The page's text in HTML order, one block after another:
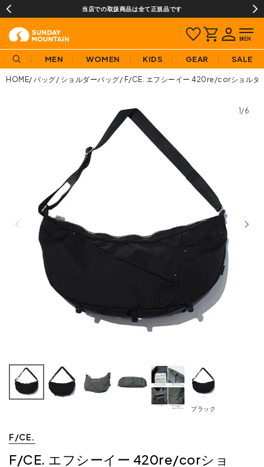
当店での取扱商品は全て正規品です
MEN WOMEN KIDS GEAR SALE
HOME バッグ ショルダーバッグ F/CE. エフシーイー 420re/corショルダ
1/6
ブラック
F/CE.
F/CE. エフシーイー 420re/corショ